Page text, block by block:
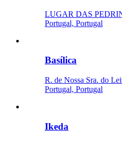
LUGAR DAS
Portugal, Portugal
Basílica
R. de Nossa Sra. do
Portugal, Portugal
Ikeda